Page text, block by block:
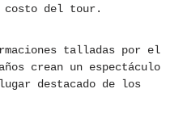
costo del tour.
talladas por el
crean un espectáculo
destacado de los